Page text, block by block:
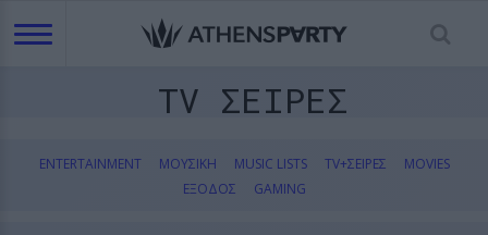
TV ΣΕΙΡΕΣ
ENTERTAINMENT ΜΟΥΣΙΚΗ MUSIC LISTS TV+ΣΕΙΡΕΣ
MOVIES
ΕΞΟΔΟΣ
GAMING